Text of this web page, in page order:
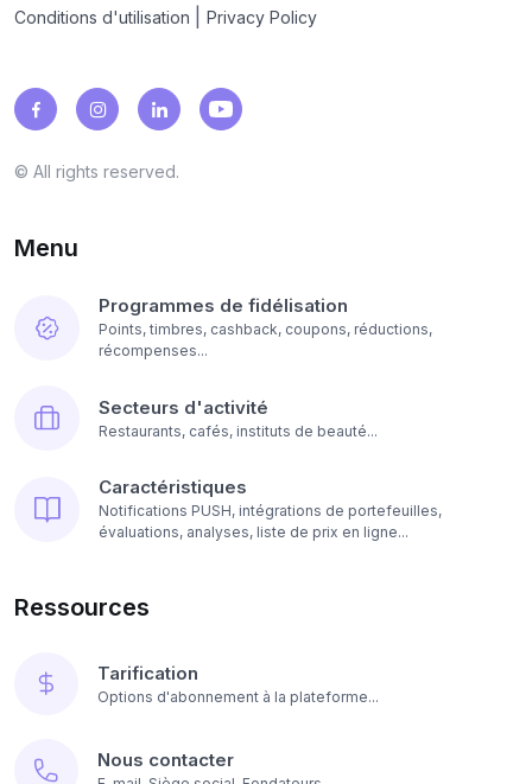
Conditions d'utilisation Privacy Policy
© All rights reserved.
Menu
Programmes de fidélisation
Points, timbres, cashback, coupons, réductions,
récompenses...
Secteurs d'activité
Restaurants, cafés, instituts de beauté...
Caractéristiques
Notifications PUSH, intégrations de portefeuilles,
évaluations, analyses, liste de prix en ligne...
Ressources
Tarification
Options d'abonnement à la plateforme...
Nous contacter